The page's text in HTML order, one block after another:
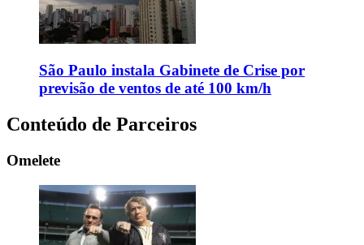
São Paulo instala Gabinete de Crise por
previsão de ventos de até 100 km/h
Conteúdo de Parceiros
Omelete